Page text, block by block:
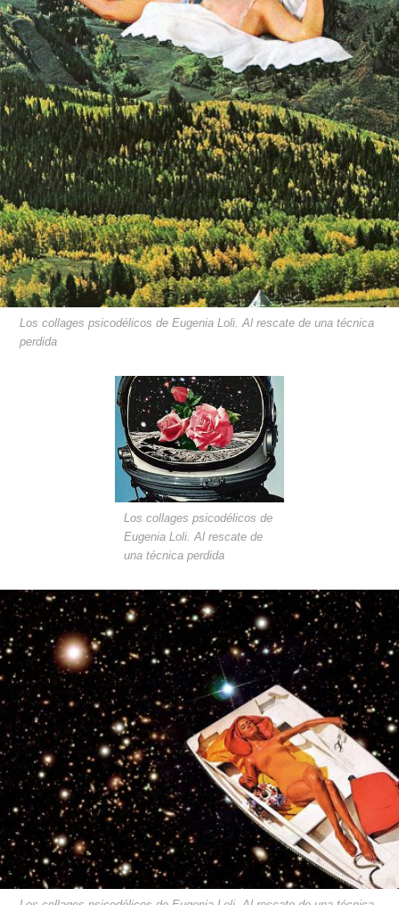
Los collages psicodélicos de Eugenia Loli. Al rescate de una técnica
perdida
Los collages psicodélicos de
Eugenia Loli. Al rescate de
una técnica perdida